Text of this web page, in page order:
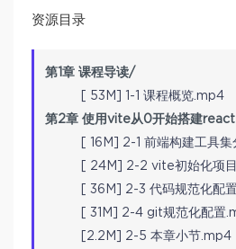
资源目录
第1章 课程导读/
[ 53M] 1-1 课程概览.mp4
第2章 使用vite从0开始搭建
[ 16M] 2-1 前端构建工具
[ 24M] 2-2 vite初始化项
[ 36M] 2-3 代码规范化配
[ 31M] 2-4 git规范化配置
[2.2M] 2-5 本章小节.mp4